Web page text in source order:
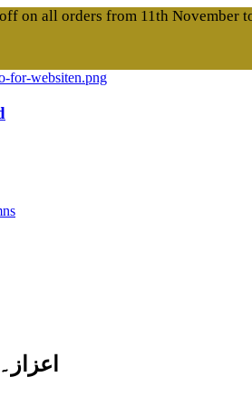
on all orders from 11th November